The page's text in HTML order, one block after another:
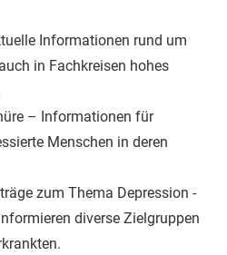
Informationen rund um
in Fachkreisen hohes
– Informationen für
Menschen in deren
zum Thema Depression -
diverse Zielgruppen